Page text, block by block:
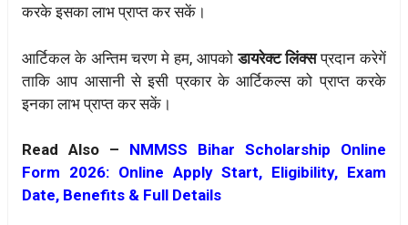
करके इसका लाभ प्राप्त कर सकें।
आर्टिकल के अन्तिम चरण मे हम, आपकोडायरेक्ट लिंक्सप्रदान करेगें
ताकि आप आसानी से इसी प्रकार के आर्टिकल्स को प्राप्त करके
इनका लाभ प्राप्त कर सकें।
Read Also – NMMSS Bihar Scholarship Online
Form 2026: Online Apply Start, Eligibility, Exam
Date, Benefits & Full Details